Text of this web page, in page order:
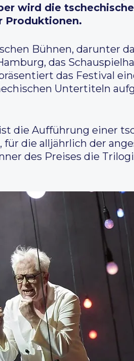
wird die
Produktionen.
Bühnen, darunter
das
das Festival
Untertiteln
die Aufführung einer
die alljährlich der
des Preises die